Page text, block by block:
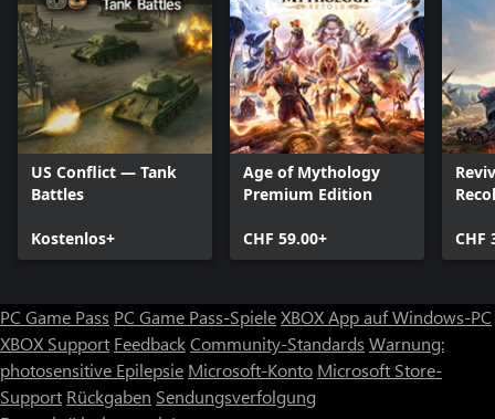
US Conflict — Tank
Battles
Kostenlos+
Age of Mythology
Premium Edition
CHF 59.00+ CHF
PC Game Pass PC Game Pass-SpieleXBOX App auf Windows-PC
XBOX Support FeedbackCommunity-Standards Warnung:
photosensitive Epilepsie Microsoft-Konto Microsoft Store-
Support Rückgaben Sendungsverfolgung